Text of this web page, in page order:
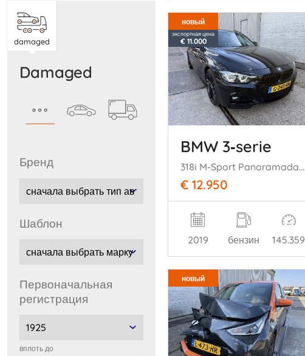
damaged
damaged
бренд
шаблон
Первоначальная
регистрация
вплоть до
новый
экспортная цена
€ 11.000
BMW 3‑serie
318i M-Sport Panoramadak H/K Leer
€ 12.950
2019 бензин 145.359
новый